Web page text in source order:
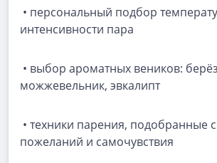
• персональный подбор
интенсивности пара
• выбор ароматных веников:
можжевельник, эвкалипт
• техники парения, подобранные
пожеланий и самочувствия